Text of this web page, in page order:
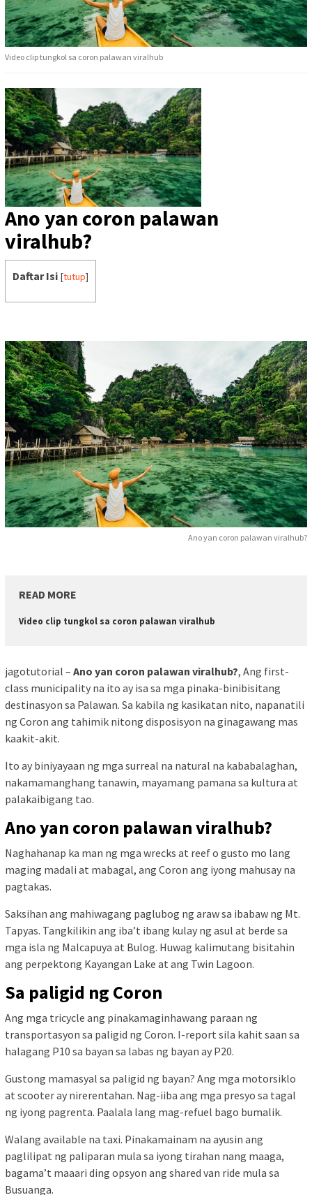
Video clip tungkol sa coron palawan viralhub
Ano yan coron palawan
viralhub?
Daftar Isi [tutup]
Ano yan coron palawan viralhub?
READ MORE
Video clip tungkol sa coron palawan viralhub
jagotutorial – Ano yan coron palawan viralhub?, Ang first-
class municipality na ito ay isa sa mga pinaka-binibisitang
destinasyon sa Palawan. Sa kabila ng kasikatan nito, napanatili
ng Coron ang tahimik nitong disposisyon na ginagawang mas
kaakit-akit.
Ito ay biniyayaan ng mga surreal na natural na kababalaghan,
nakamamanghang tanawin, mayamang pamana sa kultura at
palakaibigang tao.
Ano yan coron palawan viralhub?
Naghahanap ka man ng mga wrecks at reef o gusto mo lang
maging madali at mabagal, ang Coron ang iyong mahusay na
pagtakas.
Saksihan ang mahiwagang paglubog ng araw sa ibabaw ng Mt.
Tapyas. Tangkilikin ang iba’t ibang kulay ng asul at berde sa
mga isla ng Malcapuya at Bulog. Huwag kalimutang bisitahin
ang perpektong Kayangan Lake at ang Twin Lagoon.
Sa paligid ng Coron
Ang mga tricycle ang pinakamaginhawang paraan ng
transportasyon sa paligid ng Coron. I-report sila kahit saan sa
halagang P10 sa bayan sa labas ng bayan ay P20.
Gustong mamasyal sa paligid ng bayan? Ang mga motorsiklo
at scooter ay nirerentahan. Nag-iiba ang mga presyo sa tagal
ng iyong pagrenta. Paalala lang mag-refuel bago bumalik.
Walang available na taxi. Pinakamainam na ayusin ang
paglilipat ng paliparan mula sa iyong tirahan nang maaga,
bagama’t maaari ding opsyon ang shared van ride mula sa
Busuanga.